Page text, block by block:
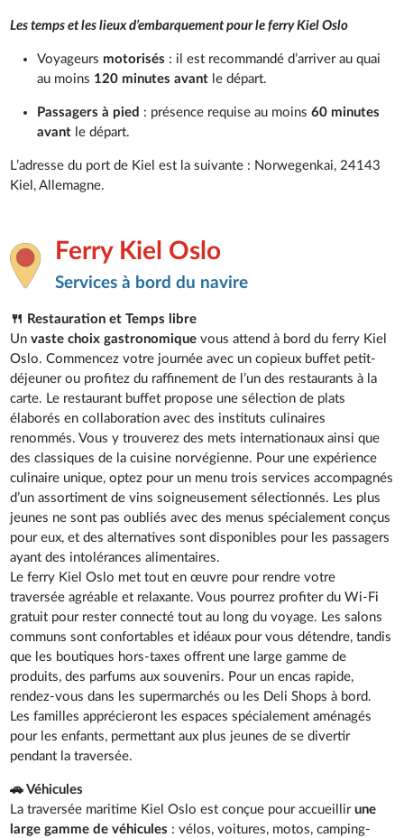
Les temps et les lieux d’embarquement pour le ferry Kiel Oslo
Voyageurs motorisés : il est recommandé d’arriver au quai
au moins 120 minutes avant le départ.
Passagers à pied : présence requise au moins60 minutes
avant le départ.
L’adresse du port de Kiel est la suivante : Norwegenkai, 24143
Kiel, Allemagne.
Ferry Kiel Oslo
Services à bord du navire
🍴 Restauration et Temps libre
Unvaste choix gastronomique vous attend à bord du ferry Kiel
Oslo. Commencez votre journée avec un copieux buffet petit-
déjeuner ou profitez du raffinement de l’un des restaurants à la
carte. Le restaurant buffet propose une sélection de plats
élaborés en collaboration avec des instituts culinaires
renommés. Vous y trouverez des mets internationaux ainsi que
des classiques de la cuisine norvégienne. Pour une expérience
culinaire unique, optez pour un menu trois services accompagnés
d’un assortiment de vins soigneusement sélectionnés. Les plus
jeunes ne sont pas oubliés avec des menus spécialement conçus
pour eux, et des alternatives sont disponibles pour les passagers
ayant des intolérances alimentaires.
Le ferry Kiel Oslo met tout en œuvre pour rendre votre
traversée agréable et relaxante. Vous pourrez profiter du Wi-Fi
gratuit pour rester connecté tout au long du voyage. Les salons
communs sont confortables et idéaux pour vous détendre, tandis
que les boutiques hors-taxes offrent une large gamme de
produits, des parfums aux souvenirs. Pour un encas rapide,
rendez-vous dans les supermarchés ou les Deli Shops à bord.
Les familles apprécieront les espaces spécialement aménagés
pour les enfants, permettant aux plus jeunes de se divertir
pendant la traversée.
🚗 Véhicules
La traversée maritime Kiel Oslo est conçue pour accueillirune
large gamme de véhicules : vélos, voitures, motos, camping-